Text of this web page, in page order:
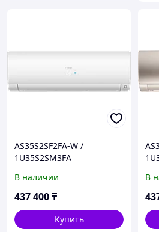
AS35S2SF2FA-W /
1U35S2SM3FA
кондиционер серии Flexis
Super Match HAIER
В наличии
437 400₸
Купить
В